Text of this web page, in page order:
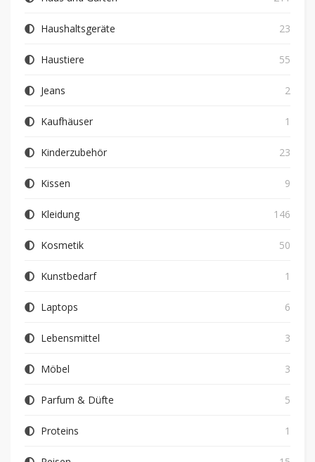
Haushaltsgeräte 23
Haustiere 55
Jeans 2
Kaufhäuser 1
Kinderzubehör 23
Kissen 9
Kleidung 146
Kosmetik 50
Kunstbedarf 1
Laptops 6
Lebensmittel 3
Möbel 3
Parfum & Düfte 5
Proteins 1